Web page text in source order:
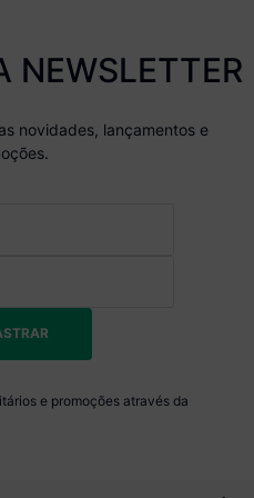
NEWSLETTER
novidades, lançamentos e
e promoções através da